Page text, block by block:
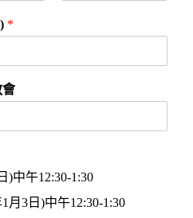
*
會
)中午12:30-1:30
月3日)中午12:30-1:30